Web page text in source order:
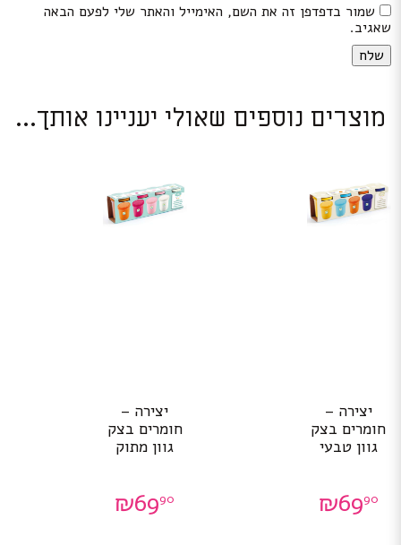
שמור בדפדפן זה את השם, האימייל והאתר שלי לפעם הבאה
שאגיב.
מוצרים נוספים שאולי יעניינו אותך...
יצירה –
חומרים בצק
גוון טבעי
₪6990
יצירה –
חומרים בצק
גוון מתוק
₪6990